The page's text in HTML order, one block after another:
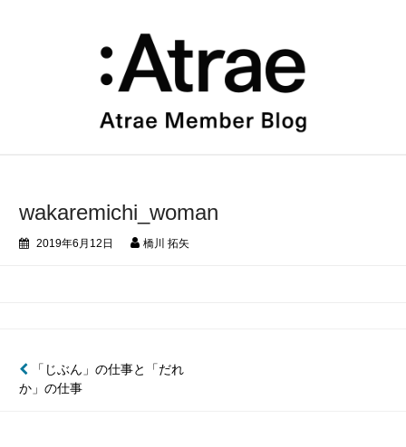
wakaremichi_woman
2019年6月12日 橋川 拓矢
投
稿
「じぶん」の仕事と「だれ
か」の仕事